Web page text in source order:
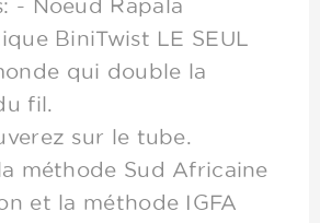
- Noeud Rapala
BiniTwist LE SEUL
qui double la
fil.
sur le tube.
méthode Sud Africaine
et la méthode IGFA